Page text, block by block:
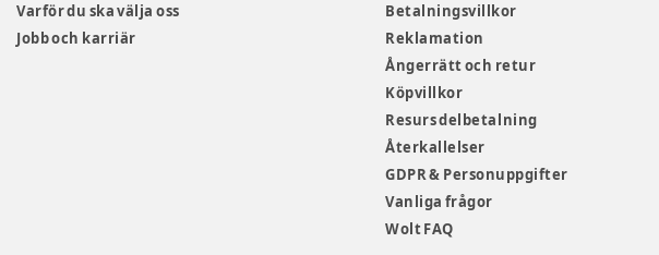
Varför du ska välja oss
Jobb och karriär
Betalningsvillkor
Reklamation
Ångerrätt och retur
Köpvillkor
Resurs delbetalning
Återkallelser
GDPR & Personuppgifter
Vanliga frågor
Wolt FAQ